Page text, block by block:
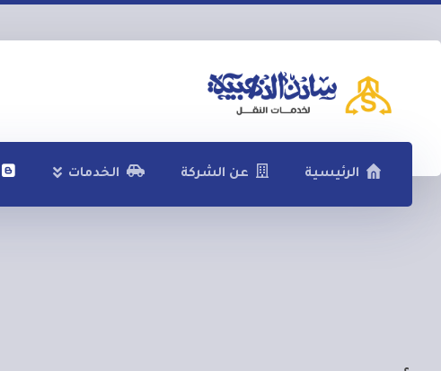
الرئيسية عن الشركة الخدمات